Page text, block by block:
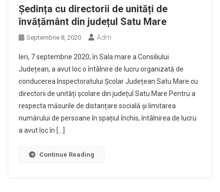
Ședința cu directorii de unități de
învățământ din județul Satu Mare
Septembrie 8, 2020 Adm
Ieri, 7 septembrie 2020, în Sala mare a Consiliului
Județean, a avut loc o întâlnire de lucru organizată de
conducerea Inspectoratului Școlar Județean Satu Mare cu
directorii de unități școlare din județul Satu Mare.Pentru a
respecta măsurile de distanțare socială și limitarea
numărului de persoane în spațiul închis, întâlnirea de lucru
a avut loc în […]
Continue Reading